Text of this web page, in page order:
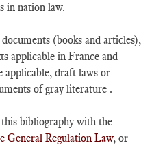
in nation law.
(books and articles),
applicable in France and
applicable, draft laws or
of gray literature .
bibliography with the
General Regulation Law, or